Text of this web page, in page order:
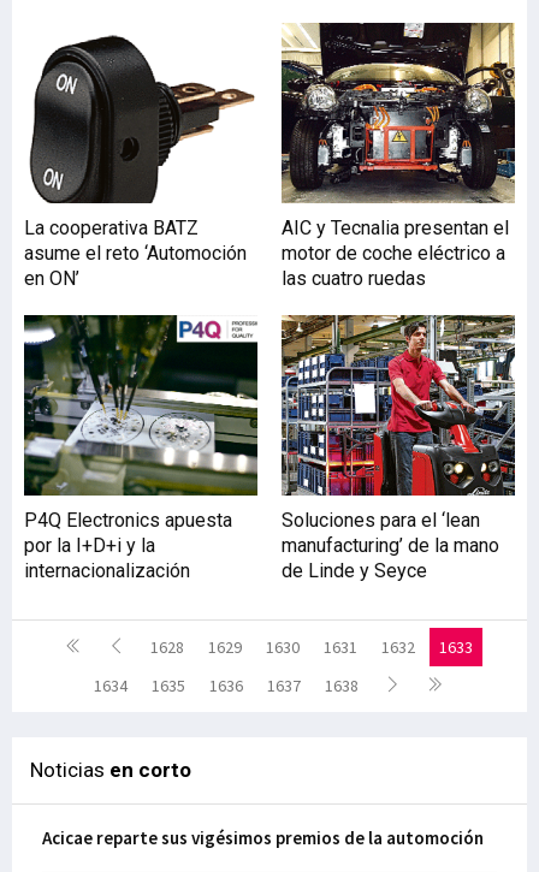
La cooperativa BATZ
asume el reto ‘Automoción
en ON’
AIC y Tecnalia presentan el
motor de coche eléctrico a
las cuatro ruedas
P4Q Electronics apuesta
por la I+D+i y la
internacionalización
Soluciones para el ‘lean
manufacturing’ de la mano
de Linde y Seyce
1628 1629 1630 1631 1632
1633
1634
1635 1636 1637 1638
Noticias en corto
Acicae reparte sus vigésimos premios de la automoción